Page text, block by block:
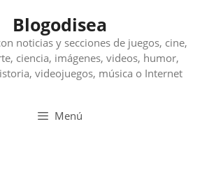
Blogodisea
noticias y secciones de juegos, cine,
ciencia, imágenes, videos, humor,
videojuegos, música o Internet
Menú